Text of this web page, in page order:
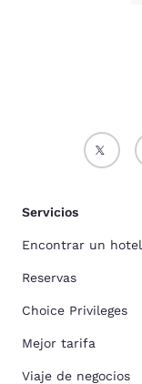
Servicios
Encontrar un hotel
Reservas
Choice Privileges
Mejor tarifa
Viaje de negocios